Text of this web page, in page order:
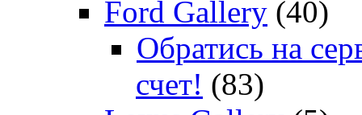
Ford Gallery (40)
Обратись на
счет! (83)